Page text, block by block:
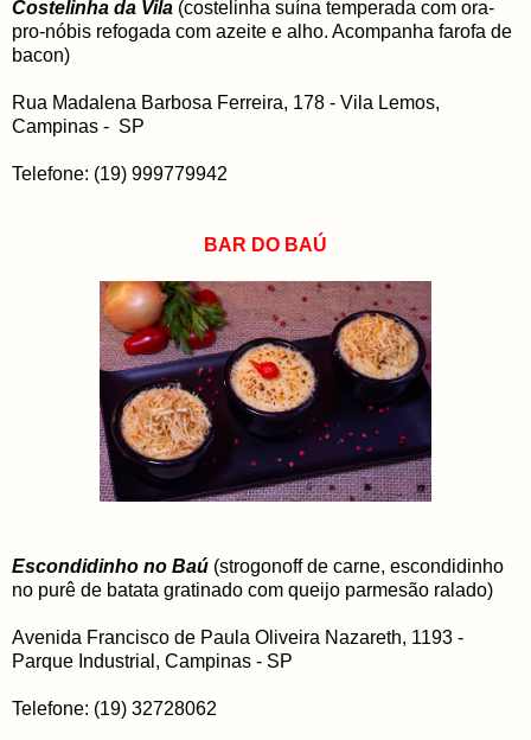
Costelinha da Vila (costelinha suína temperada com ora-
pro-nóbis refogada com azeite e alho. Acompanha farofa de
bacon)
Rua Madalena Barbosa Ferreira, 178 - Vila Lemos,
Campinas - SP
Telefone: (19) 999779942
BAR DO BAÚ
Escondidinho no Baú (strogonoff de carne, escondidinho
no purê de batata gratinado com queijo parmesão ralado)
Avenida Francisco de Paula Oliveira Nazareth, 1193 -
Parque Industrial, Campinas - SP
Telefone: (19) 32728062